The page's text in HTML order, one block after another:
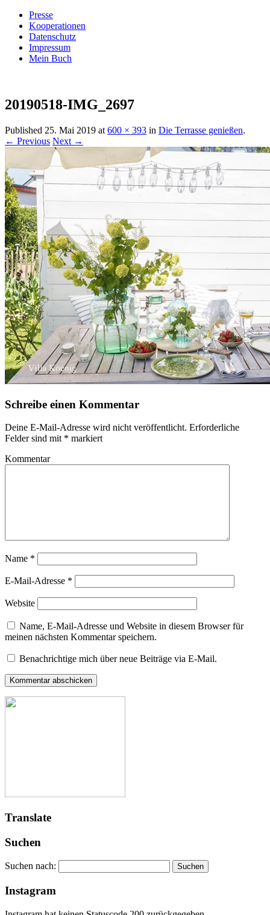
Presse
Kooperationen
Datenschutz
Impressum
Mein Buch
Villa König
20190518-IMG_2697
Published 25. Mai 2019 at 600 × 393 in Die Terrasse genießen.
← Previous Next →
Schreibe einen Kommentar
Deine E-Mail-Adresse wird nicht veröffentlicht. Erforderliche
Felder sind mit * markiert
Kommentar
Name *
E-Mail-Adresse *
Website
Name, E-Mail-Adresse und Website in diesem Browser für
meinen nächsten Kommentar speichern.
Benachrichtige mich über neue Beiträge via E-Mail.
Translate
Suchen
Suchen nach:
Instagram